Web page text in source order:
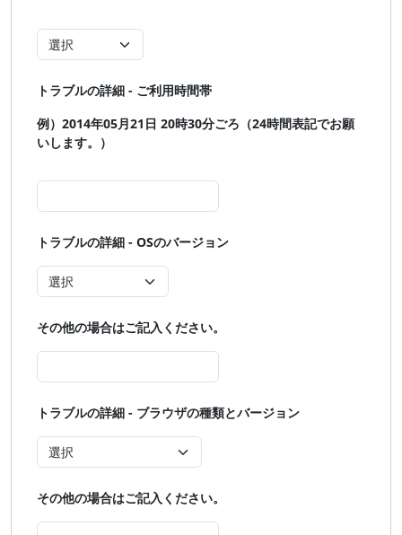
トラブルの詳細 - ご利用時間帯
例）2014年05月21日 20時30分ごろ（24時間表記でお願
いします。）
トラブルの詳細 - OSのバージョン
その他の場合はご記入ください。
トラブルの詳細 - ブラウザの種類とバージョン
その他の場合はご記入ください。